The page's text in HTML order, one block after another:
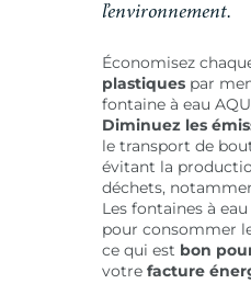
l’environnement.
Économisez
plastiques par
fontaine à eau
Diminuez les
le transport de
évitant la
déchets,
Les fontaines à
pour consommer
ce qui est bon
votrefacture